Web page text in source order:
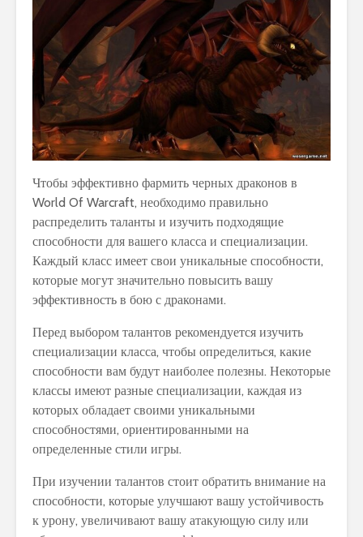
Чтобы эффективно фармить черных драконов в
World Of Warcraft, необходимо правильно
распределить таланты и изучить подходящие
способности для вашего класса и специализации.
Каждый класс имеет свои уникальные способности,
которые могут значительно повысить вашу
эффективность в бою с драконами.
Перед выбором талантов рекомендуется изучить
специализации класса, чтобы определиться, какие
способности вам будут наиболее полезны. Некоторые
классы имеют разные специализации, каждая из
которых обладает своими уникальными
способностями, ориентированными на
определенные стили игры.
При изучении талантов стоит обратить внимание на
способности, которые улучшают вашу устойчивость
к урону, увеличивают вашу атакующую силу или